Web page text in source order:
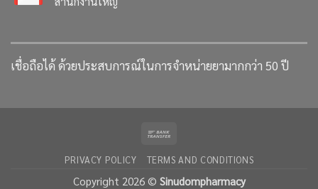
เชื่อถือได้ ด้วยประสบการณ์ในการจำหน่ายยามากกว่า 50 ปี
PRIVACY POLICY TERMS AND CONDITIONS
Copyright 2026 © Sinudompharmacy